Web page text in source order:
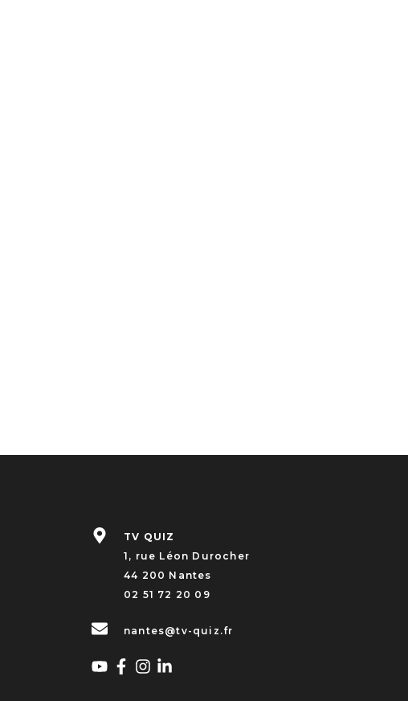
TV QUIZ
1, rue Léon Durocher
44 200 Nantes
02 51 72 20 09
nantes@tv-quiz.fr